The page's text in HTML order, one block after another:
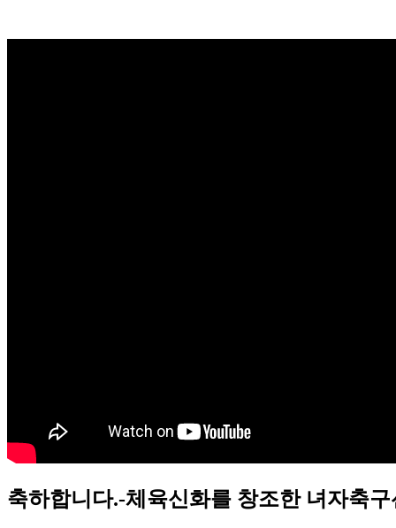
축하합니다.-체육신화를 창조한 녀자축